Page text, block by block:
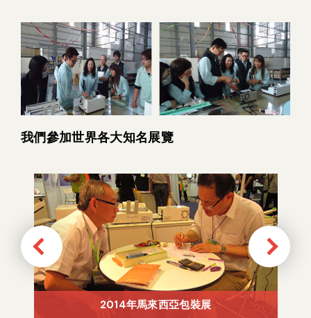
我們參加世界各大知名展覽